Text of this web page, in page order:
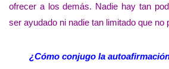
ofrecer a los demás. Nadie hay tan
ser ayudado ni nadie tan limitado que no
¿Cómo conjugo la